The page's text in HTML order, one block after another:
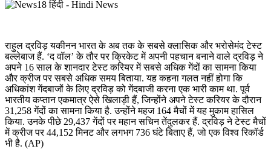
राहुल द्रविड़ यकीनन भारत के अब तक के सबसे क्लासिक और भरोसेमंद टेस्ट
बल्लेबाज हैं. ‘द वॉल’ के तौर पर क्रिकेट में अपनी पहचान बनाने वाले द्रविड़ ने
अपने 16 साल के शानदार टेस्ट करियर में सबसे अधिक गेंदों का सामना किया
और क्रीज पर सबसे अधिक समय बिताया. यह कहना गलत नहीं होगा कि
अधिकांश गेंदबाजों के लिए द्रविड़ को गेंदबाजी करना एक भारी काम था. पूर्व
भारतीय कप्तान एकमात्र ऐसे खिलाड़ी हैं, जिन्होंने अपने टेस्ट करियर के दौरान
31,258 गेंदों का सामना किया है. उन्होंने महज 164 मैचों में यह मुकाम हासिल
किया. उनके पीछे 29,437 गेंदों पर महान सचिन तेंदुलकर हैं. द्रविड़ ने टेस्ट मैचों
में क्रीज पर 44,152 मिनट और लगभग 736 घंटे बिताए हैं, जो एक विश्व रिकॉर्ड
भी है. (AP)